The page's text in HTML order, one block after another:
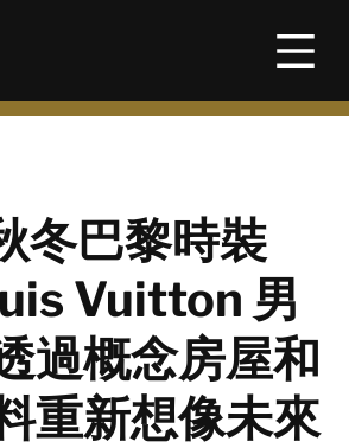
冬巴黎時裝
Vuitton 男
過概念房屋和
重新想像未來